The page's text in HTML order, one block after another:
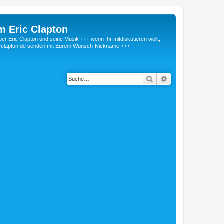
Eric Clapton
Eric Clapton und seine Musik +++ wenn Ihr mitdiskutieren wollt,
senden mit Eurem Wunsch-Nickname +++
Suche